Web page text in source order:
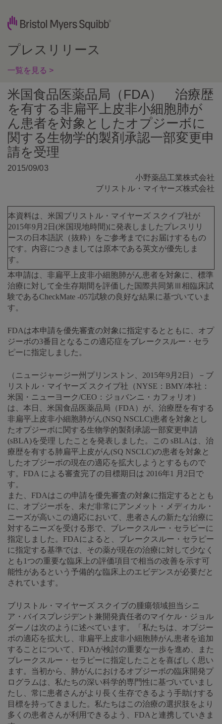
プレスリリース
一覧を見る >
米国食品医薬品局（FDA） 治療歴
を有する非扁平上皮非小細胞肺が
ん患者を対象としたオプジーボに
関する生物学的製剤承認一部変更申
請を受理
2015/09/03
小野薬品工業株式会社
ブリストル・マイヤーズ株式会社
本資料は、米国ブリストル・マイヤーズ スクイブ社が
2015年9月2日(米国現地時間)に発表しましたプレスリリ
ースの日本語訳（抜粋）をご参考までにお届けするもの
です。内容につきましては原本である英文が優先しま
す。
本申請は、非扁平上皮非小細胞肺がん患者を対象に、標準
治療に対して全生存期間を評価した国際共同第Ⅲ相臨床試
験であるCheckMate -057試験の良好な結果に基づいていま
す。
FDAは本申請を優先審査の対象に指定するとともに、オプ
ジーボの3番目となるこの適応症をブレークスルー・セラ
ピーに指定しました。
（ニュージャージー州プリンストン、2015年9月2日）－ブ
リストル・マイヤーズ スクイブ社（NYSE：BMY/本社：
米国・ニューヨーク/CEO：ジョバンニ・カフォリオ）
は、本日、米国食品医薬品局（FDA）が、治療歴を有する
非扁平上皮非小細胞肺がん(NSQ NSCLC)患者を対象とし
たオプジーボに関する生物学的製剤承認一部変更申請
(sBLA)を受理 したことを発表しました。この sBLAは、治
療歴を有する肺扁平上皮がん(SQ NSCLC)の患者を対象と
したオプジーボの現在の適応を拡大しようとするもので
す。FDA による審査完了の目標期日は 2016年1 月2日で
す。
また、FDAはこの申請を優先審査の対象に指定するととも
に、オプジーボを、未だ非常にアンメット・メディカル・
ニーズが高いこの適応において、患者さんの新たな治療に
対するニーズを受ける形で、ブレークスルー・セラピーに
指定しました。FDAによると、ブレークスルー・セラピー
に指定する基準では、その薬が現在の治療に対して少なく
とも1つの重要な臨床上の評価項目で相当の改善を示す可
能性があるという予備的な臨床上のエビデンスが必要だと
されています。
ブリストル・マイヤーズ スクイブの腫瘍領域担当シニ
ア・バイスプレジデント兼開発責任者のマイケル・ジョル
ダーノは次のように述べています。「私たちは、オプジー
ボの適応を拡大し、非扁平上皮非小細胞肺がん患者を追加
することについて、FDAが検討の重要な一歩を進め、また
ブレークスルー・セラピーに指定したことを喜ばしく思い
ます。当初から、肺がんにおけるオプジーボの臨床開発プ
ログラムは、私たちの深い科学的専門性に基づいていまし
たし、常に患者さんがより長く生存できるよう手助けする
目標を持ってきました。私たちはこの治療の選択肢をより
多くの患者さんが利用できるよう、FDAと連携していきま